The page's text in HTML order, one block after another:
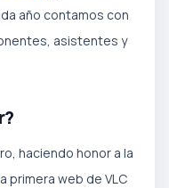
año contamos con
asistentes y
haciendo honor a la
primera web de VLC